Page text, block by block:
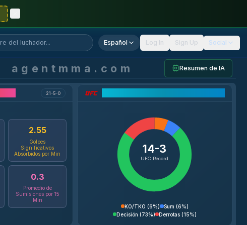
Español Log In Sign Up Social
agentmma.com Resumen de IA
21-5-0
2.55
Golpes
Significativos
Absorbidos por Min
0.3
Promedio de
Sumisiones por 15
Min
14-3
UFC Récord
KO/TKO (6%) Sum (6%)
Decisión (73%) Derrotas (15%)